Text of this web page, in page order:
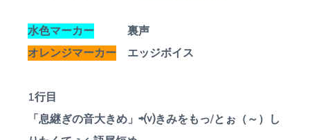
水色マーカー裏声
オレンジマーカーエッジボイス
1行目
「息継ぎの音大きめ」⇨⒱きみをもっ/とぉ（～）し